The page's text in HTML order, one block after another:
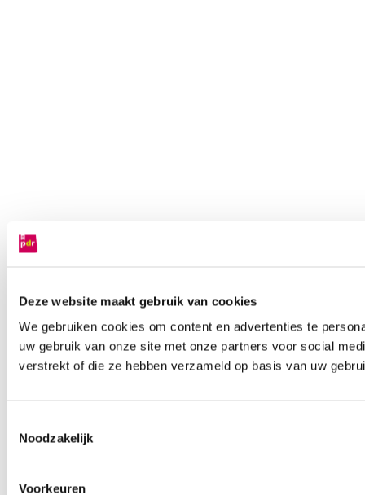
Deze website maakt gebruik van cookies
We gebruiken cookies om content en advertenties te
uw gebruik van onze site met onze partners voor social
verstrekt of die ze hebben verzameld op basis van uw
Noodzakelijk
Voorkeuren